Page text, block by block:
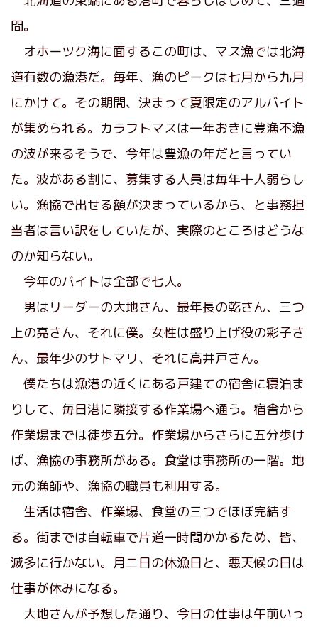
間。
オホーツク海に面するこの町は、マス漁では北海
道有数の漁港だ。毎年、漁のピークは七月から九月
にかけて。その期間、決まって夏限定のアルバイト
が集められる。カラフトマスは一年おきに豊漁不漁
の波が来るそうで、今年は豊漁の年だと言ってい
た。波がある割に、募集する人員は毎年十人弱らし
い。漁協で出せる額が決まっているから、と事務担
当者は言い訳をしていたが、実際のところはどうな
のか知らない。
今年のバイトは全部で七人。
男はリーダーの大地さん、最年長の乾さん、三つ
上の亮さん、それに僕。女性は盛り上げ役の彩子さ
ん、最年少のサトマリ、それに高井戸さん。
僕たちは漁港の近くにある戸建ての宿舎に寝泊ま
りして、毎日港に隣接する作業場へ通う。宿舎から
作業場までは徒歩五分。作業場からさらに五分歩け
ば、漁協の事務所がある。食堂は事務所の一階。地
元の漁師や、漁協の職員も利用する。
生活は宿舎、作業場、食堂の三つでほぼ完結す
る。街までは自転車で片道一時間かかるため、皆、
滅多に行かない。月二日の休漁日と、悪天候の日は
仕事が休みになる。
大地さんが予想した通り、今日の仕事は午前いっ